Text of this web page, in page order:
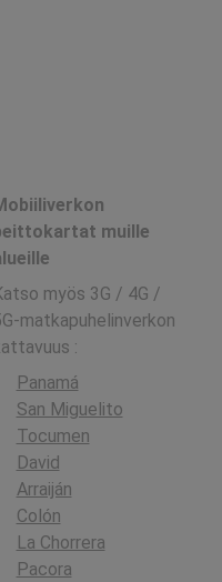
muille
myös 3G / 4G /
matkapuhelinverkon
:
Panamá
San Miguelito
Tocumen
David
Arraiján
Colón
La Chorrera
Pacora